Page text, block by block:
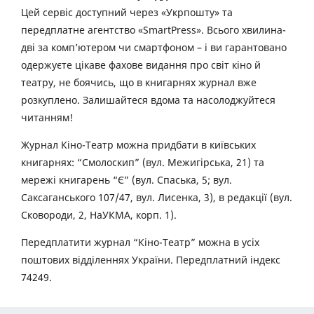
Цей сервіс доступний через «Укрпошту» та
передплатне агентство «SmartPress». Всього хвилина-
дві за комп’ютером чи смартфоном – і ви гарантовано
одержуєте цікаве фахове видання про світ кіно й
театру, не боячись, що в книгарнях журнал вже
розкуплено. Залишайтеся вдома та насолоджуйтеся
читанням!
Журнал Кіно-Театр можна придбати в київських
книгарнях: “Смолоскип” (вул. Межигірська, 21) та
мережі книгарень “Є” (вул. Спаська, 5; вул.
Саксаганського 107/47, вул. Лисенка, 3), в редакції (вул.
Сковороди, 2, НаУКМА, корп. 1).
Передплатити журнал “Кіно-Театр” можна в усіх
поштових відділеннях України. Передплатний індекс
74249.